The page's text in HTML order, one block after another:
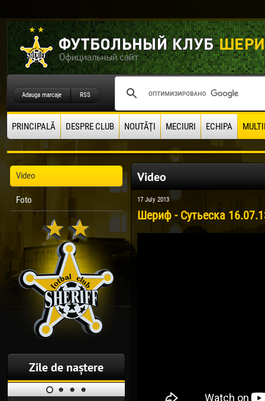
Adauga marcaje RSS
PRINCIPALĂ DESPRE CLUB NOUTĂŢI MECIURI ECHIPA
Video
Foto
Zile de naștere
Video
17 July 2013
Шериф - Сутьеска